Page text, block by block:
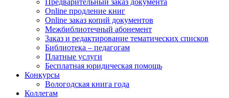
Предварительный заказ документа
Online продление книг
Online заказ копий документов
Межбиблиотечный абонемент
Заказ и редактирование тематических списков
Библиотека – педагогам
Платные услуги
Бесплатная юридическая помощь
Конкурсы
Вологодская книга года
Коллегам